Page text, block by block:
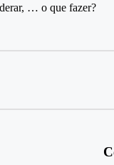
… o que fazer?